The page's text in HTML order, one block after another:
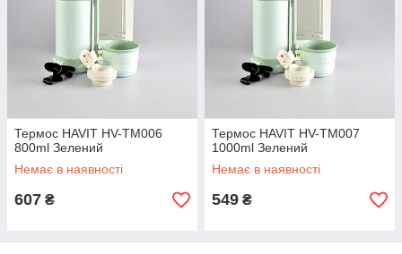
Термос HAVIT HV-TM006
800ml Зелений
Немає в наявності
607 ₴
Термос HAVIT HV-TM007
1000ml Зелений
Немає в наявності
549 ₴